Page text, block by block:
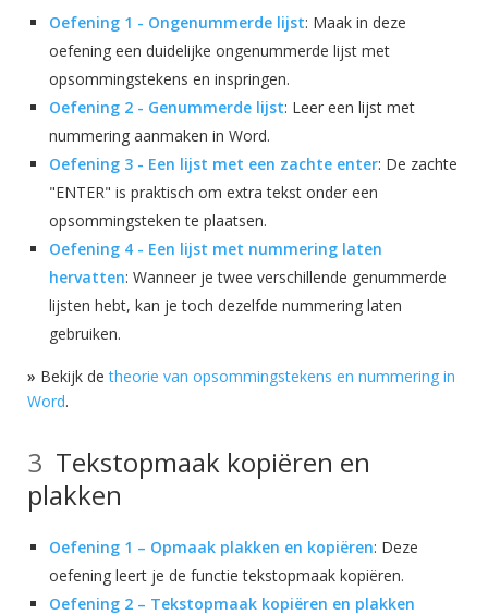
Oefening 1 - Ongenummerde lijst: Maak in deze
oefening een duidelijke ongenummerde lijst met
opsommingstekens en inspringen.
Oefening 2 - Genummerde lijst: Leer een lijst met
nummering aanmaken in Word.
Oefening 3 - Een lijst met een zachte enter: De zachte
"ENTER" is praktisch om extra tekst onder een
opsommingsteken te plaatsen.
Oefening 4 - Een lijst met nummering laten
hervatten: Wanneer je twee verschillende genummerde
lijsten hebt, kan je toch dezelfde nummering laten
gebruiken.
» Bekijk detheorie van opsommingstekens en nummering in
Word.
Tekstopmaak kopiëren en
plakken
Oefening 1 – Opmaak plakken en kopiëren: Deze
oefening leert je de functie tekstopmaak kopiëren.
Oefening 2 – Tekstopmaak kopiëren en plakken